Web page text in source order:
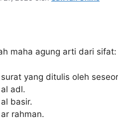
maha agung arti dari sifat:
surat yang ditulis oleh
al adl.
al basir.
ar rahman.